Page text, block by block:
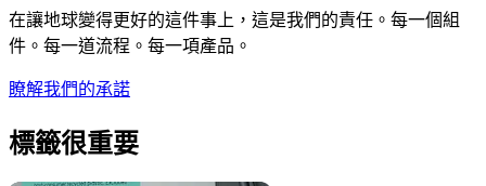
在讓地球變得更好的這件事上，這是我們的責任。每一個組
件。每一道流程。每一項產品。
瞭解我們的承諾
標籤很重要